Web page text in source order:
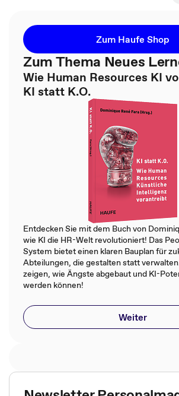
Zum Haufe Shop
Zum Thema Neues
Wie Human Resources KI
KI statt K.O.
Entdecken Sie mit dem Buch von
wie KI die HR-Welt revolutioniert! Das
System bietet einen klaren Bauplan für
Abteilungen, die gestalten statt
zeigen, wie Ängste abgebaut und KI-
werden können!
Weiter